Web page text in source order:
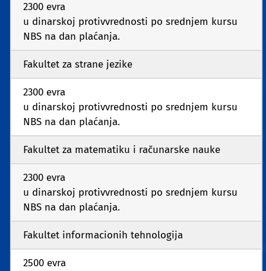
2300 evra
u dinarskoj protivvrednosti po srednjem kursu
NBS na dan plaćanja.
Fakultet za strane jezike
2300 evra
u dinarskoj protivvrednosti po srednjem kursu
NBS na dan plaćanja.
Fakultet za matematiku i računarske nauke
2300 evra
u dinarskoj protivvrednosti po srednjem kursu
NBS na dan plaćanja.
Fakultet informacionih tehnologija
2500 evra